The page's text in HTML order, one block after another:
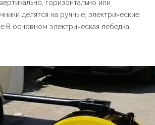
горизонтально или
делятся на ручные, электрические
основном электрическая лебедка